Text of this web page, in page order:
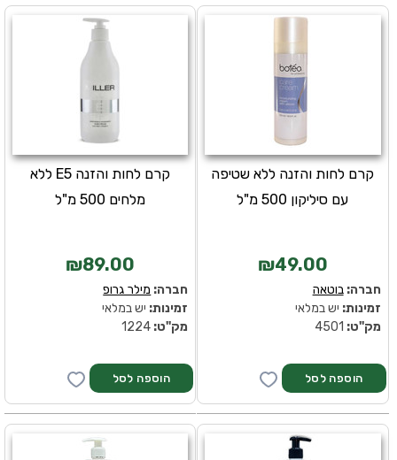
קרם לחות והזנה E5 ללא
מלחים 500 מ"ל
₪89.00
חברה: מילר גרופ
זמינות: יש במלאי
מק''ט:
קרם לחות והזנה ללא שטיפה
עם סיליקון 500 מ"ל
₪49.00
חברה:בוטאה
זמינות: יש במלאי
מק''ט: